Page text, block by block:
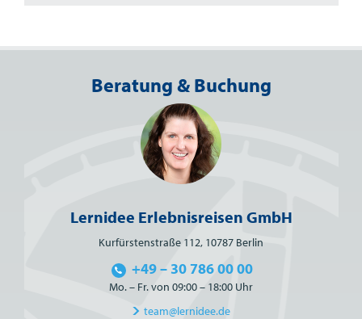
Beratung & Buchung
Lernidee Erlebnisreisen GmbH
Kurfürstenstraße 112, 10787 Berlin
+49 – 30 786 00 00
Mo. – Fr. von 09:00 – 18:00 Uhr
team@lernidee.de